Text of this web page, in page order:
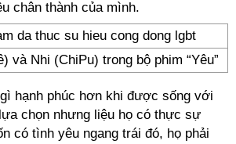
chân thành của mình.
và Nhi (ChiPu) trong bộ phim “Yêu”
hạnh phúc hơn khi được sống với
chọn nhưng liệu họ có thực sự
có tình yêu ngang trái đó, họ phải